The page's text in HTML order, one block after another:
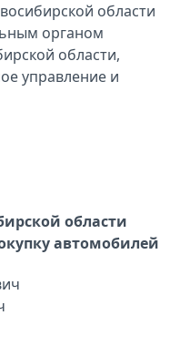
области
органом
области,
управление и
области
автомобилей